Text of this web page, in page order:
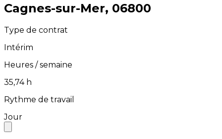
⁨Cagnes-sur-Mer⁩, ⁨06800⁩
Type de contrat
Intérim
Heures / semaine
⁨35,74⁩ h
Rythme de travail
Jour